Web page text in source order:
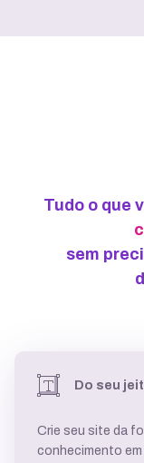
Tudo o que
sem
Do seu
Crie seu site da
conhecimento